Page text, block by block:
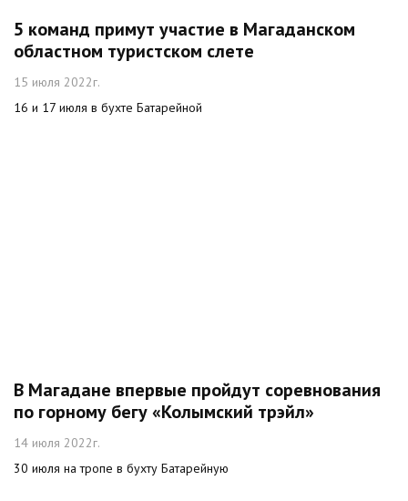
5 команд примут участие в Магаданском
областном туристском слете
15 июля 2022г.
16 и 17 июля в бухте Батарейной
В Магадане впервые пройдут соревнования
по горному бегу «Колымский трэйл»
14 июля 2022г.
30 июля на тропе в бухту Батарейную